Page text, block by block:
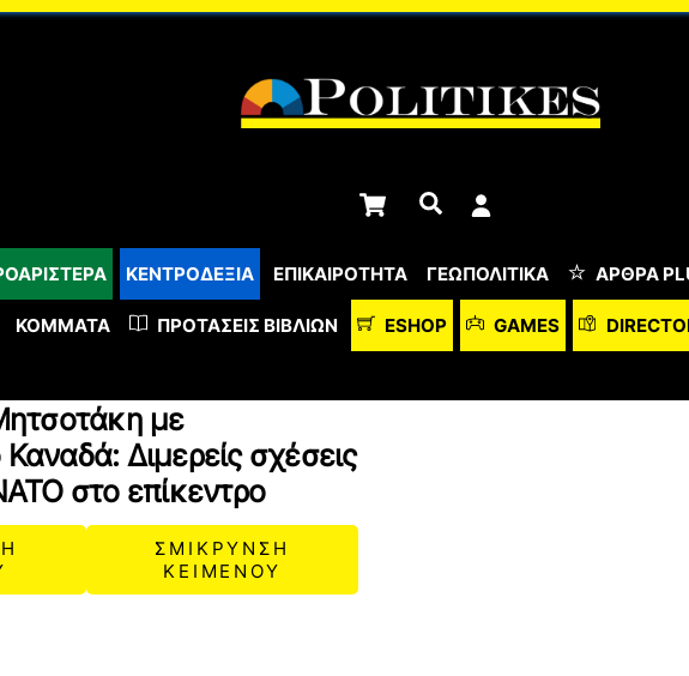
Cart Αναζήτηση
ΚΕΝΤΡΟΔΕΞΙΑ ΕΠΙΚΑΙΡΟΤΗΤΑ ΓΕΩΠΟΛΙΤΙΚΑ ΆΡΘΡΑ
ΚΌΜΜΑΤΑ ΠΡΟΤΆΣΕΙΣ ΒΙΒΛΊΩΝ ESHOP GAMES
με
Διμερείς σχέσεις
στο επίκεντρο
ΣΜΙΚΡΥΝΣΗ
ΚΕΙΜΕΝΟΥ